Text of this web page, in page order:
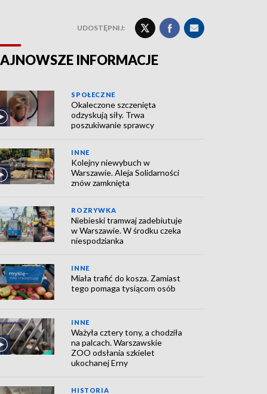
UDOSTĘPNIJ:
INFORMACJE
SPOŁECZNE
Okaleczone szczenięta
odzyskują siły. Trwa
poszukiwanie sprawcy
INNE
Kolejny niewybuch w
Warszawie. Aleja Solidarności
znów zamknięta
ROZRYWKA
Niebieski tramwaj zadebiutuje
w Warszawie. W środku czeka
niespodzianka
INNE
Miała trafić do kosza. Zamiast
tego pomaga tysiącom osób
INNE
Ważyła cztery tony, a chodziła
na palcach. Warszawskie
ZOO odsłania szkielet
ukochanej Erny
HISTORIA